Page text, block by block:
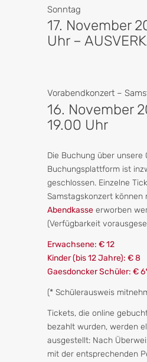
Sonntag
17. November
Uhr –
Vorabendkonzert –
16. November
19.00 Uhr
Die Buchung über unsere
Buchungsplattform ist
geschlossen. Einzelne
Samstagskonzert können
Abendkasse erworben
(Verfügbarkeit
Erwachsene: € 12
Kinder (bis 12 Jahre): € 8
Gaesdoncker Schüler: €
(* Schülerausweis
Tickets, die online
bezahlt wurden, werden
ausgestellt: Nach
mit der entsprechenden